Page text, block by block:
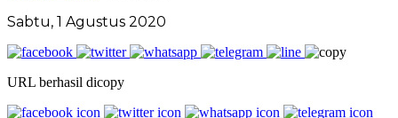
Sabtu, 1 Agustus 2020
URL berhasil dicopy